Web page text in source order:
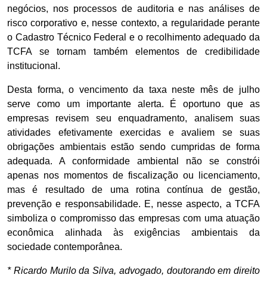
negócios, nos processos de auditoria e nas análises de
risco corporativo e, nesse contexto, a regularidade perante
o Cadastro Técnico Federal e o recolhimento adequado da
TCFA se tornam também elementos de credibilidade
institucional.
Desta forma, o vencimento da taxa neste mês de julho
serve como um importante alerta. É oportuno que as
empresas revisem seu enquadramento, analisem suas
atividades efetivamente exercidas e avaliem se suas
obrigações ambientais estão sendo cumpridas de forma
adequada. A conformidade ambiental não se constrói
apenas nos momentos de fiscalização ou licenciamento,
mas é resultado de uma rotina contínua de gestão,
prevenção e responsabilidade. E, nesse aspecto, a TCFA
simboliza o compromisso das empresas com uma atuação
econômica alinhada às exigências ambientais da
sociedade contemporânea.
* Ricardo Murilo da Silva, advogado, doutorando em direito